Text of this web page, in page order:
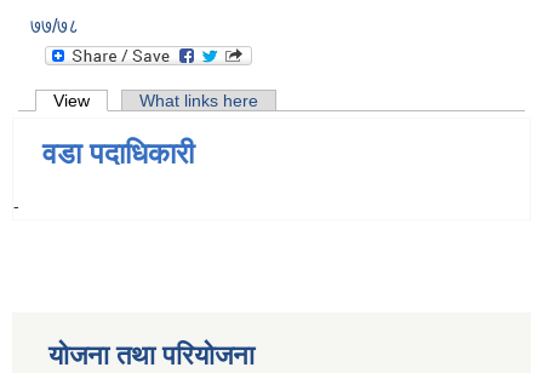
७७/७८
Primary tabs
View (active tab)What links here
वडा पदाधिकारी
-
योजना तथा परियोजना